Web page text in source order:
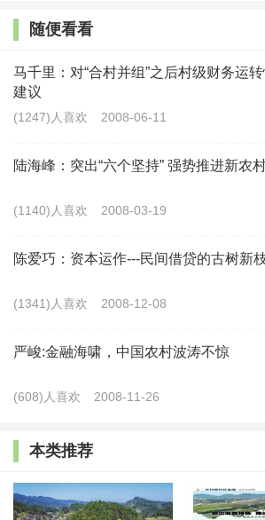
得土地的主人和经营者能够在市场经
险共担、利益均摊的机制，可能是未
是大宗农产品生产经营体制改革的方向
最新文章
张红宇:努力把农业建成现代化大产业
(649)人喜欢 2026-07-08
张琦:探索县域富民特色产业发展新路
(792)人喜欢 2026-07-07
张晓韧:“再造乡土”
周俊:新山乡巨变的
推——《再造乡土:
随便看看
马千里：对“合村并组”之后村级财务运
建议
(1247)人喜欢 2008-06-11
陆海峰：突出“六个坚持” 强势推进新农
(1140)人喜欢 2008-03-19
陈爱巧：资本运作---民间借贷的古树新
(1341)人喜欢 2008-12-08
严峻:金融海啸，中国农村波涛不惊
(608)人喜欢 2008-11-26
本类推荐